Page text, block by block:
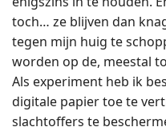
toch… ze blijven dan
tegen mijn huig te
worden op de, meestal
Als experiment heb ik
digitale papier toe te
slachtoffers te